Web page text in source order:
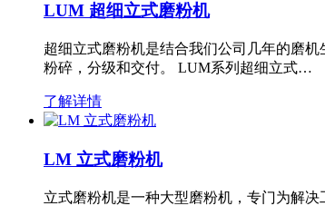
LUM 超细立式磨粉机
超细立式磨粉机是结合我们公司几年的磨
粉碎，分级和交付。 LUM系列超细立式…
了解详情
LM 立式磨粉机
立式磨粉机是一种大型磨粉机，专门为解